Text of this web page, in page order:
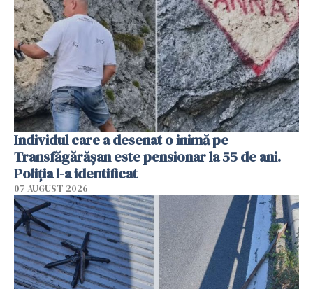
Individul care a desenat o inimă pe
Transfăgărășan este pensionar la 55 de ani.
Poliția l-a identificat
07 AUGUST 2026